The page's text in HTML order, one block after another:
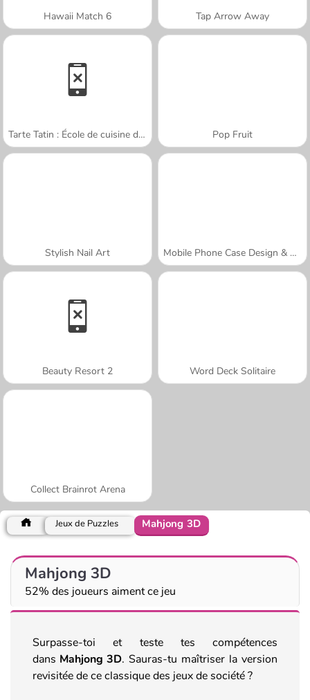
Hawaii Match 6 Tap Arrow Away
Tarte Tatin : École de cuisine de Sara Pop Fruit
Stylish Nail Art Mobile Phone Case Design & DIY
Beauty Resort 2 Word Deck Solitaire
Collect Brainrot Arena
Jeux de Puzzles Mahjong 3D
Mahjong 3D
52% des joueurs aiment ce jeu
Surpasse-toi et teste tes compétences
dans Mahjong 3D. Sauras-tu maîtriser la version
revisitée de ce classique des jeux de société ?